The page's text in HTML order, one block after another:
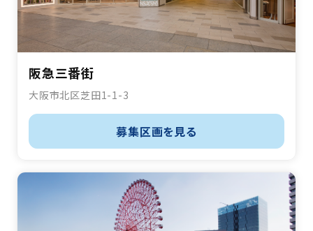
阪急三番街
大阪市北区芝田1-1-3
募集区画を見る